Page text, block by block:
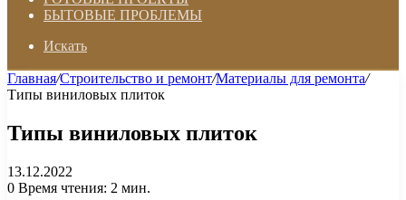
БЫТОВЫЕ ПРОБЛЕМЫ
Искать
Главная/Строительство и ремонт/Материалы для ремонта/
Типы виниловых плиток
Типы виниловых плиток
13.12.2022
0 Время чтения: 2 мин.